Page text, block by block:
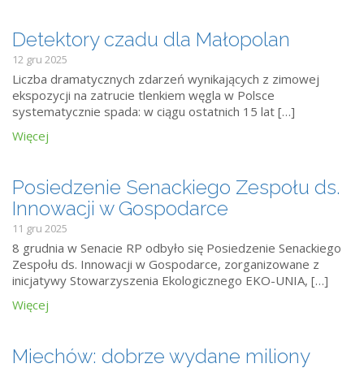
Detektory czadu dla Małopolan
12 gru 2025
Liczba dramatycznych zdarzeń wynikających z zimowej
ekspozycji na zatrucie tlenkiem węgla w Polsce
systematycznie spada: w ciągu ostatnich 15 lat […]
Więcej
Posiedzenie Senackiego Zespołu ds.
Innowacji w Gospodarce
11 gru 2025
8 grudnia w Senacie RP odbyło się Posiedzenie Senackiego
Zespołu ds. Innowacji w Gospodarce, zorganizowane z
inicjatywy Stowarzyszenia Ekologicznego EKO-UNIA, […]
Więcej
Miechów: dobrze wydane miliony